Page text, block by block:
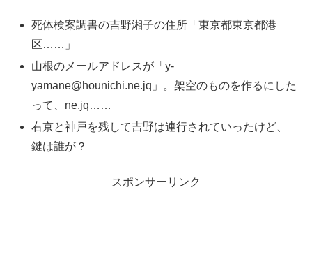
死体検案調書の吉野湘子の住所「東京都東京都港
区……」
山根のメールアドレスが「y-
yamane@hounichi.ne.jq」。架空のものを作るにした
って、ne.jq……
右京と神戸を残して吉野は連行されていったけど、
鍵は誰が？
スポンサーリンク